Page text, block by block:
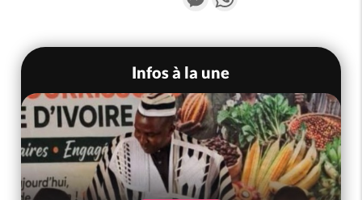
Infos à la une